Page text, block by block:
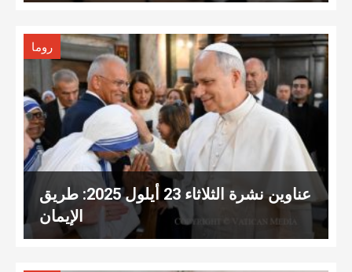
روما
عناوين نشرة الثلاثاء 23 أيلول 2025: طريق
الإيمان